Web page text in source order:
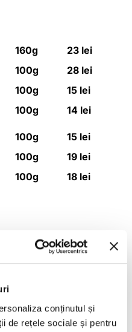
conținutul și
de rețele sociale și pentru
160g
23 lei
100g
28 lei
100g
15 lei
100g 14 lei
100g
15 lei
100g
19 lei
100g 18 lei
200g
15 lei
200g
16 lei
200g
19 lei